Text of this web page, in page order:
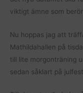
viktigt ämne som berör
Nu hoppas jag att
Mathildahallen på
till lite morgonträning
sedan såklart på